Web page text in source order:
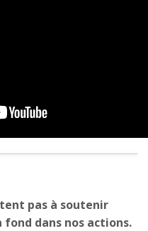
pas à soutenir
fond dans nos actions.